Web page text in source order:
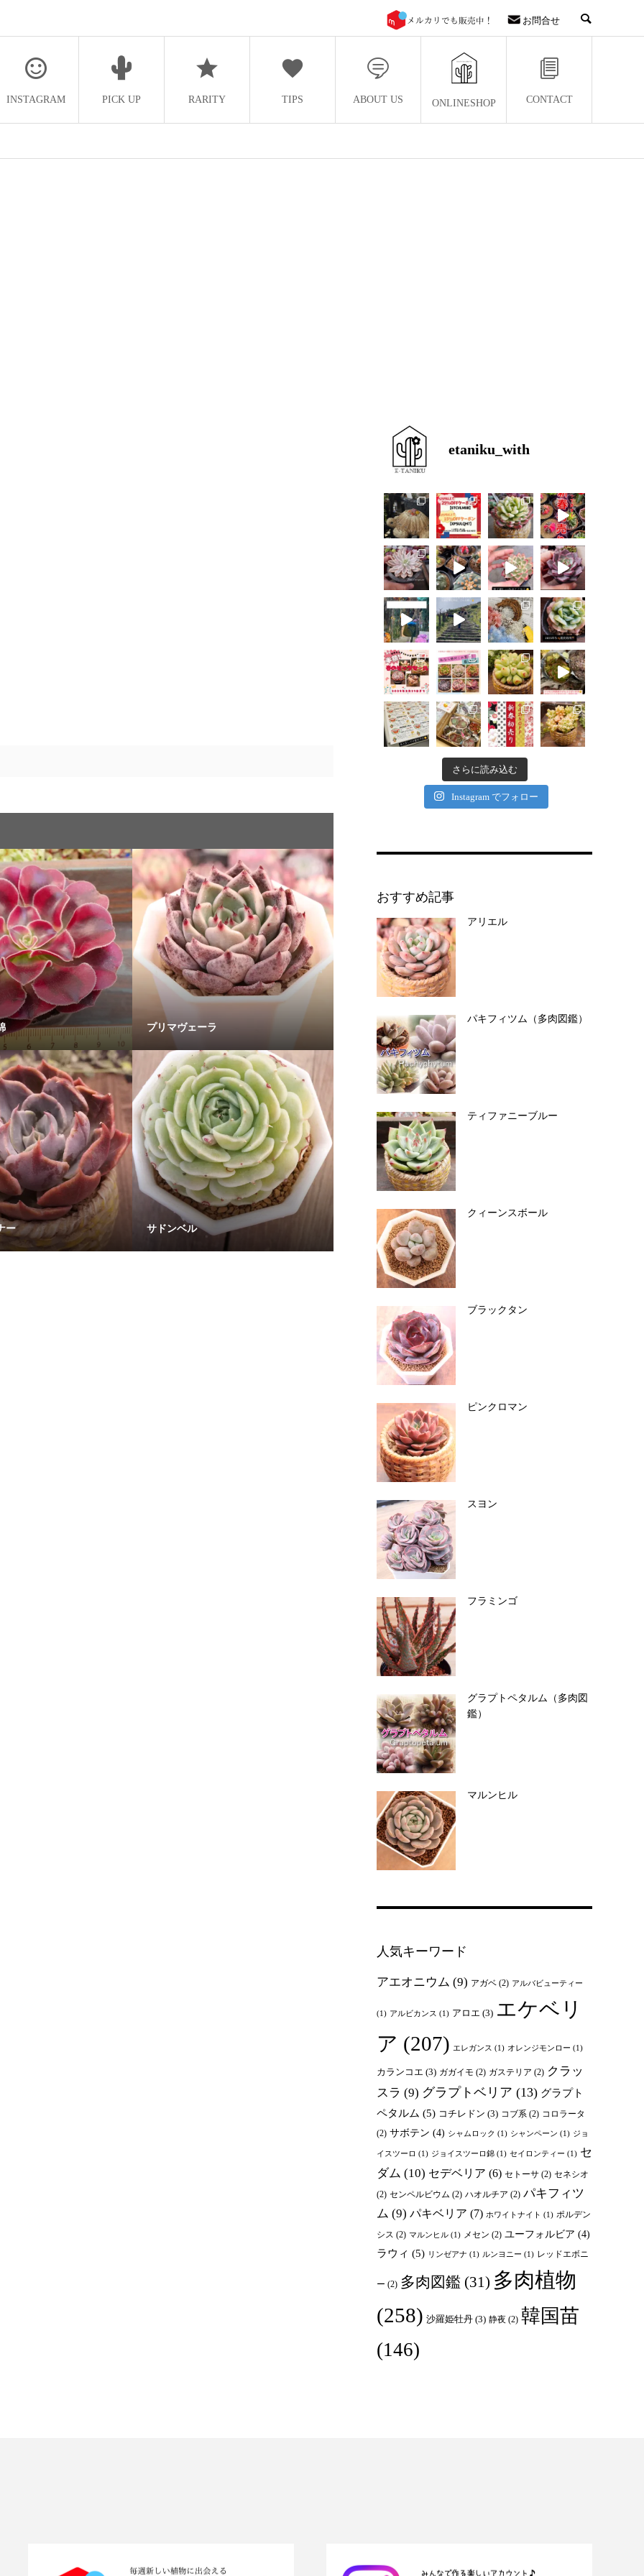
お問合せ
INSTAGRAM PICK UP RARITY TIPS ABOUT US ONLINESHOP CONTACT
プリマヴェーラ
ー サドンベル
etaniku_with
さらに読み込む
Instagram でフォロー
おすすめ記事
アリエル
パキフィツム（多肉図鑑）
ティファニーブルー
クィーンスボール
ブラックタン
ピンクロマン
スヨン
フラミンゴ
グラプトペタルム（多肉図
鑑）
マルンヒル
人気キーワード
アエオニウム (9) アガベ (2) アルバビューティー
(1) アルビカンス (1) アロエ (3) エケベリ
ア (207) エレガンス (1) オレンジモンロー (1)
カランコエ (3) ガガイモ (2) ガステリア (2) クラッ
スラ (9) グラプトベリア (13) グラプト
ペタルム (5) コチレドン (3) コブ系 (2) コロラータ
(2) サボテン (4) シャムロック (1) シャンペーン (1) ジョ
イスツーロ (1) ジョイスツーロ錦 (1) セイロンティー (1) セ
ダム (10) セデベリア (6) セトーサ (2) セネシオ
(2) センペルビウム (2) ハオルチア (2) パキフィツ
ム (9) パキベリア (7) ホワイトナイト (1) ポルデン
シス (2) マルンヒル (1) メセン (2) ユーフォルビア (4)
ラウィ (5) リンゼアナ (1) ルンヨニー (1) レッドエボニ
ー (2) 多肉図鑑 (31) 多肉植物
(258) 沙羅姫牡丹 (3) 静夜 (2) 韓国苗
(146)